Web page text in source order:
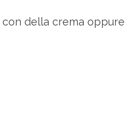
della crema oppure